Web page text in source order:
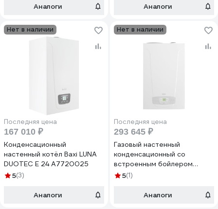
Аналоги Аналоги
Нет в наличии
Последняя цена
167 010 ₽
Конденсационный
настенный котёл Baxi LUNA
DUOTEC E 24 A7720025
5(3)
Аналоги
Нет в наличии
Последняя цена
293 645 ₽
Газовый настенный
конденсационный со
встроенным бойлером
котел Baxi NUVOLA DUO-
5(1)
Аналоги